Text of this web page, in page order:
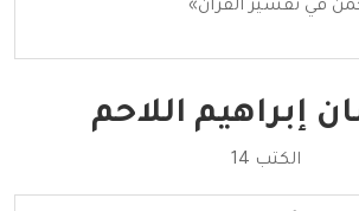
في تفسير القرآن»
إبراهيم اللاحم
الكتب 14